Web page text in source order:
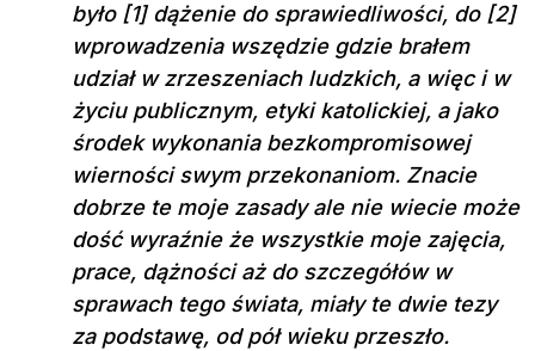
było [1] dążenie do sprawiedliwości, do [2]
wprowadzenia wszędzie gdzie brałem
udział w zrzeszeniach ludzkich, a więc i w
życiu publicznym, etyki katolickiej, a jako
środek wykonania bezkompromisowej
wierności swym przekonaniom. Znacie
dobrze te moje zasady ale nie wiecie może
dość wyraźnie że wszystkie moje zajęcia,
prace, dążności aż do szczegółów w
sprawach tego świata, miały te dwie tezy
za podstawę, od pół wieku przeszło.